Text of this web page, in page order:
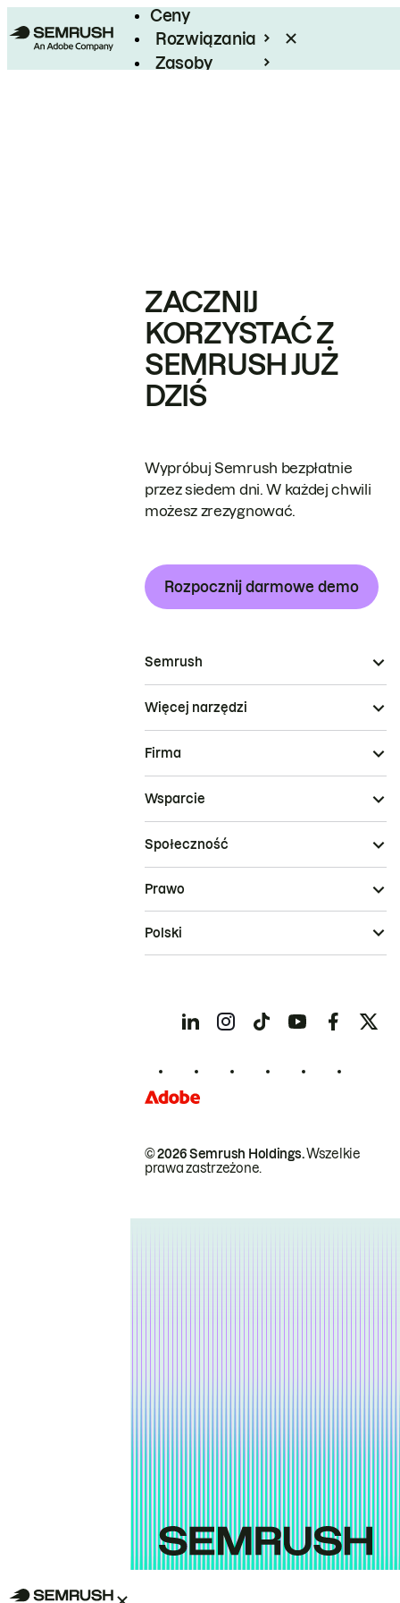
Ceny
Rozwiązania
Zasoby
ZACZNIJ
KORZYSTAĆ Z
SEMRUSH JUŻ
DZIŚ
Wypróbuj Semrush bezpłatnie
przez siedem dni. W każdej chwili
możesz zrezygnować.
Rozpocznij darmowe demo
Semrush
Więcej narzędzi
Firma
Wsparcie
Społeczność
© 2026 Semrush Holdings.Wszelkie
prawa zastrzeżone.
Prawo
Polski